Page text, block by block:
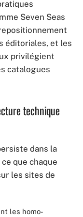
Seven Seas
éditoriales, et les
privilégient
catalogues
technique
dans la
que chaque
les sites de
les homo-